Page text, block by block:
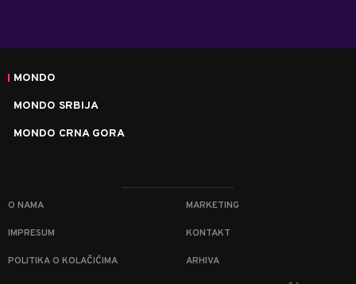
MONDO
MONDO SRBIJA
MONDO CRNA GORA
O NAMA MARKETING
IMPRESUM KONTAKT
POLITIKA O KOLAČIĆIMA ARHIVA